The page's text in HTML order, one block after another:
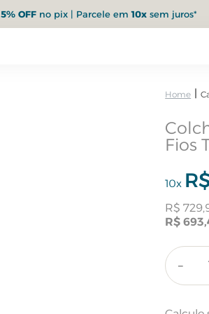
5% OFFno pix | Parcele em10xsem juros*
Fios
10x
R$ 729,
R$ 693,
－